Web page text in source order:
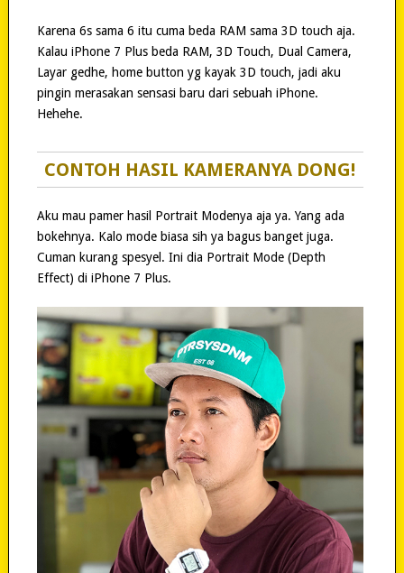
Karena 6s sama 6 itu cuma beda RAM sama 3D touch aja.
Kalau iPhone 7 Plus beda RAM, 3D Touch, Dual Camera,
Layar gedhe, home button yg kayak 3D touch, jadi aku
pingin merasakan sensasi baru dari sebuah iPhone.
Hehehe.
CONTOH HASIL KAMERANYA DONG!
Aku mau pamer hasil Portrait Modenya aja ya. Yang ada
bokehnya. Kalo mode biasa sih ya bagus banget juga.
Cuman kurang spesyel. Ini dia Portrait Mode (Depth
Effect) di iPhone 7 Plus.